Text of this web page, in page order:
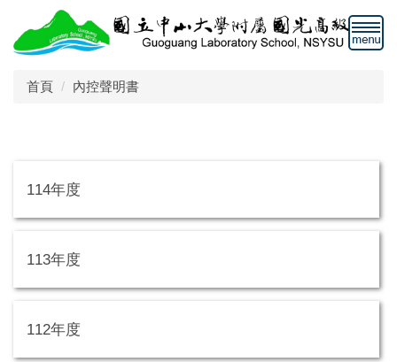
到
主
首頁 內控聲明書
114年度
113年度
112年度